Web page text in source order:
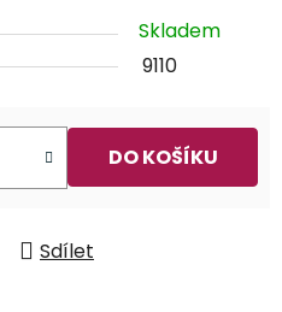
Skladem
9110
DO KOŠÍKU
Sdílet